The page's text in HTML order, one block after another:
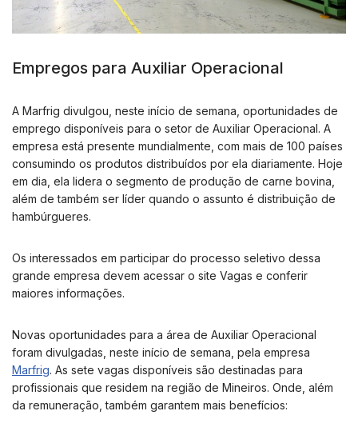
Empregos para Auxiliar Operacional
A Marfrig divulgou, neste início de semana, oportunidades de
emprego disponíveis para o setor de Auxiliar Operacional. A
empresa está presente mundialmente, com mais de 100 países
consumindo os produtos distribuídos por ela diariamente. Hoje
em dia, ela lidera o segmento de produção de carne bovina,
além de também ser líder quando o assunto é distribuição de
hambúrgueres.
Os interessados em participar do processo seletivo dessa
grande empresa devem acessar o site Vagas e conferir
maiores informações.
Novas oportunidades para a área de Auxiliar Operacional
foram divulgadas, neste início de semana, pela empresa
Marfrig. As sete vagas disponíveis são destinadas para
profissionais que residem na região de Mineiros. Onde, além
da remuneração, também garantem mais benefícios: